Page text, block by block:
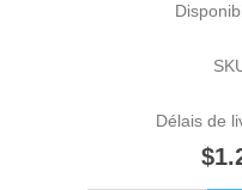
Délais de